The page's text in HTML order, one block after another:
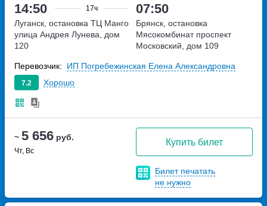
14:50 17ч 07:50
~ 5 656 руб.
Чт, Вс
Купить билет
Билет печатать
не нужно
Луганск, остановка ТЦ Манго
улица Андрея Лунева, дом
120
Брянск, остановка
Мясокомбинат проспект
Московский, дом 109
7.2 Хорошо
Перевозчик: ИП Погребежинская Елена Александровна